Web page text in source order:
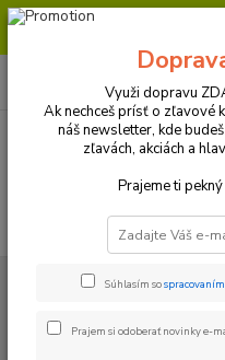
Milí zákazníci, pri objednávke
(Po-Pia, 8:30-16:30 hod.)
Kolesá a Pneumatiky
Veľkosť pneu
Využi dopravu
Ak nechceš prísť o zľavové
náš newsletter, kde
zľavách, akciách a
Prajeme ti
Súhlasím so
Prajem si odoberať novinky e-